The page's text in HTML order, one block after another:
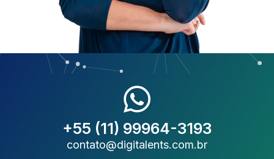
+55 (11) 99964-3193
contato@digitalents.com.br